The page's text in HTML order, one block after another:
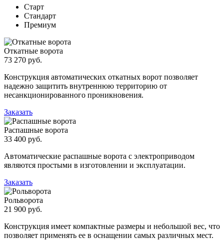
Старт
Стандарт
Премиум
Откатные ворота
73 270 руб.
Конструкция автоматических откатных ворот позволяет
надежно защитить внутреннюю территорию от
несанкционированного проникновения.
Заказать
Распашные ворота
33 400 руб.
Автоматические распашные ворота с электроприводом
являются простыми в изготовлении и эксплуатации.
Заказать
Рольворота
21 900 руб.
Конструкция имеет компактные размеры и небольшой вес, что
позволяет применять ее в оснащении самых различных мест.